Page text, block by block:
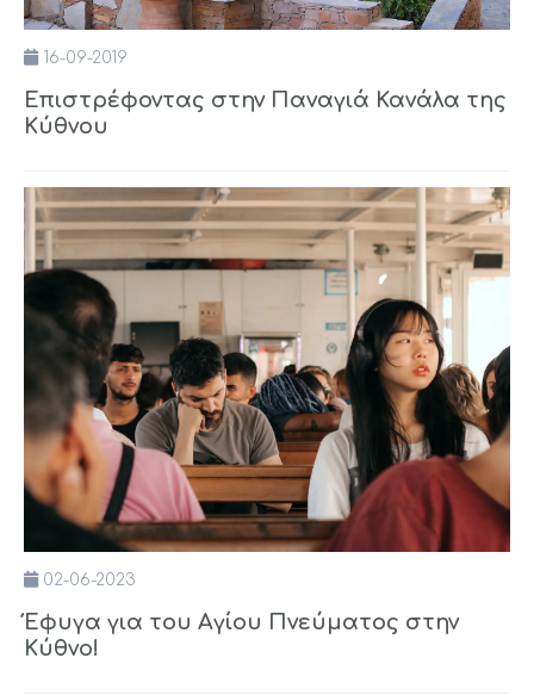
16-09-2019
Επιστρέφοντας στην Παναγιά Κανάλα της
Κύθνου
02-06-2023
Έφυγα για του Αγίου Πνεύματος στην
Κύθνο!